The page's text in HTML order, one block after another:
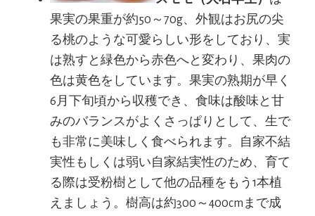
果実の果重が約50～70g、外観はお尻の尖
る桃のような可愛らしい形をしており、実
は熟すと緑色から赤色へと変わり、果肉の
色は黄色をしています。果実の熟期が早く
6月下旬頃から収穫でき、食味は酸味と甘
みのバランスがよくさっぱりとして、生で
も非常に美味しく食べられます。自家不結
実性もしくは弱い自家結実性のため、育て
る際は受粉樹として他の品種をもう1本植
えましょう。樹高は約300～400cmまで成